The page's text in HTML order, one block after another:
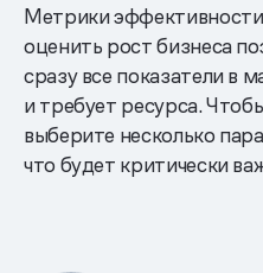
Метрики
оценить рост бизнеса
сразу все показатели в
и требует ресурса.
выберите несколько
что будет критически